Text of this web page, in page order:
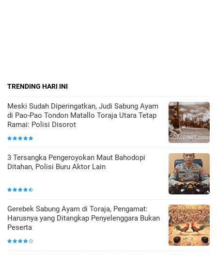
TRENDING HARI INI
Meski Sudah Diperingatkan, Judi Sabung Ayam
di Pao-Pao Tondon Matallo Toraja Utara Tetap
Ramai: Polisi Disorot
3 Tersangka Pengeroyokan Maut Bahodopi
Ditahan, Polisi Buru Aktor Lain
Gerebek Sabung Ayam di Toraja, Pengamat:
Harusnya yang Ditangkap Penyelenggara Bukan
Peserta